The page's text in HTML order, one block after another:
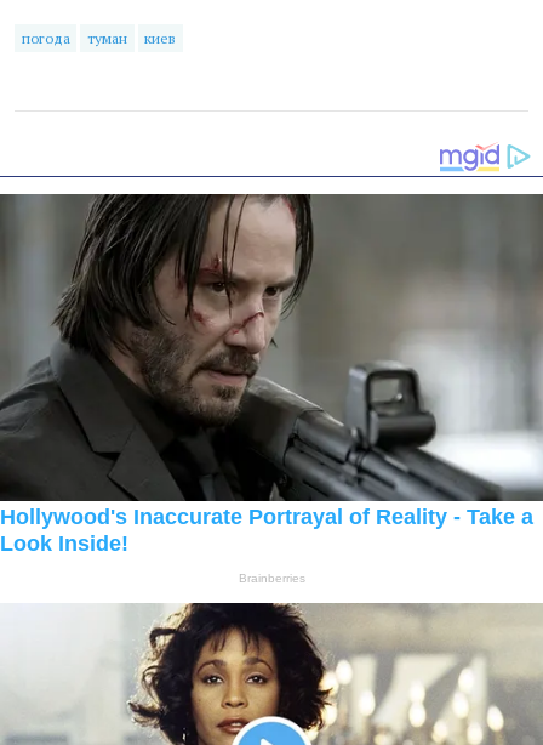
погода туман киев